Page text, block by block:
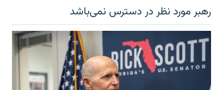
رهبر مورد نظر در دسترس نمی‌باشد